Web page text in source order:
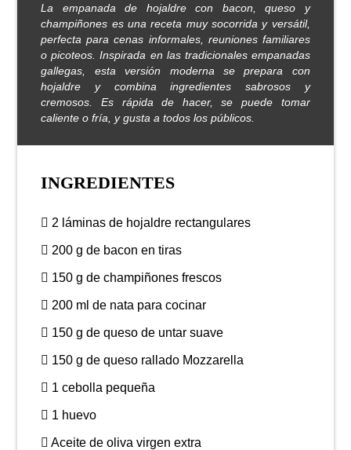
La empanada de hojaldre con bacon, queso y
champiñones es una receta muy socorrida y versátil,
perfecta para cenas informales, reuniones familiares
o picoteos. Inspirada en las tradicionales empanadas
gallegas, esta versión moderna se prepara con
hojaldre y combina ingredientes sabrosos y
cremosos. Es rápida de hacer, se puede tomar
caliente o fría, y gusta a todos los públicos.
INGREDIENTES
2 láminas de hojaldre rectangulares
200 g de bacon en tiras
150 g de champiñones frescos
200 ml de nata para cocinar
150 g de queso de untar suave
150 g de queso rallado Mozzarella
1 cebolla pequeña
1 huevo
Aceite de oliva virgen extra